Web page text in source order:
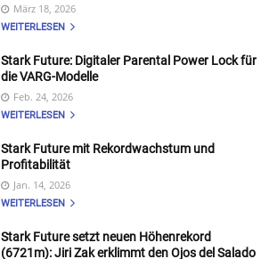
März 18, 2026
WEITERLESEN
Stark Future: Digitaler Parental Power Lock für
die VARG-Modelle
Feb. 24, 2026
WEITERLESEN
Stark Future mit Rekordwachstum und
Profitabilität
Jan. 14, 2026
WEITERLESEN
Stark Future setzt neuen Höhenrekord
(6721m): Jiri Zak erklimmt den Ojos del Salado